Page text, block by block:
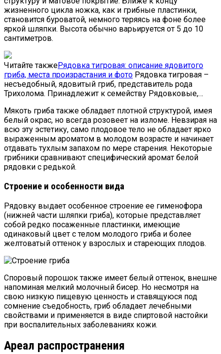
жизненного цикла ножка, как и грибные пластинки,
становится буроватой, немного теряясь на фоне более
яркой шляпки. Высота обычно варьируется от 5 до 10
сантиметров.
Читайте такжеРядовка тигровая: описание ядовитого
гриба, места произрастания и фото Рядовка тигровая –
несъедобный, ядовитый гриб, представитель рода
Трихолома. Принадлежит к семейству Рядовковые,…
Мякоть гриба также обладает плотной структурой, имея
белый окрас, но всегда розовеет на изломе. Невзирая на
всю эту эстетику, само плодовое тело не обладает ярко
выраженным ароматом в молодом возрасте и начинает
отдавать тухлым запахом по мере старения. Некоторые
грибники сравнивают специфический аромат белой
рядовки с редькой.
Строение и особенности вида
Рядовку выдает особенное строение ее гименофора
(нижней части шляпки гриба), которые представляет
собой редко посаженные пластинки, имеющие
одинаковый цвет с телом молодого гриба и более
желтоватый оттенок у взрослых и стареющих плодов.
Споровый порошок также имеет белый оттенок, внешне
напоминая мелкий молочный бисер. Но несмотря на
свою низкую пищевую ценность и ставящуюся под
сомнение съедобность, гриб обладает лечебными
свойствами и применяется в виде спиртовой настойки
при воспалительных заболеваниях кожи.
Ареал распространения